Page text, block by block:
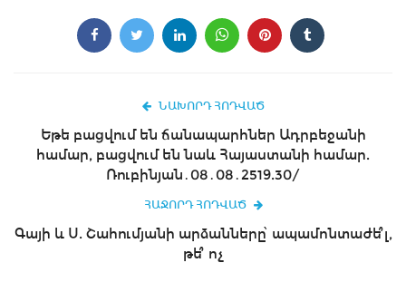
ՆԱԽՈՐԴ ՀՈԴՎԱԾ
Եթե բացվում են ճանապարհներ Ադրբեջանի
համար, բացվում են նաև Հայաստանի համար.
Ռուբինյան․08․08․2519.30/
ՀԱՋՈՐԴ ՀՈԴՎԱԾ
Գայի և Ս. Շահումյանի արձանները՝ ապամոնտաժե՞լ,
թե՞ ոչ